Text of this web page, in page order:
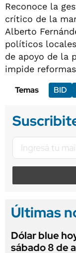
Reconoce la
crítico de la
Alberto
políticos
de apoyo de la
impide
Temas
BID
Últimas
Dólar blue
sábado 8 de